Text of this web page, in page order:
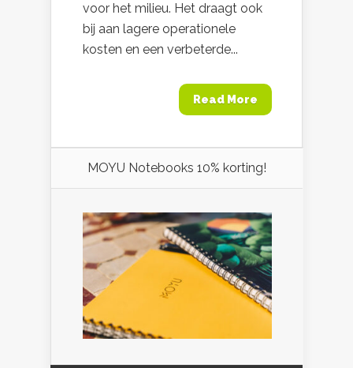
voor het milieu. Het draagt ook
bij aan lagere operationele
kosten en een verbeterde...
Read More
MOYU Notebooks 10% korting!